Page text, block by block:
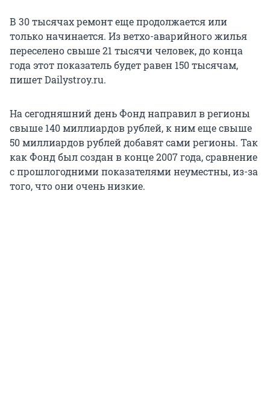
В 30 тысячах ремонт еще продолжается или
только начинается. Из ветхо-аварийного жилья
переселено свыше 21 тысячи человек, до конца
года этот показатель будет равен 150 тысячам,
пишет Dailystroy.ru.
На сегодняшний день Фонд направил в регионы
свыше 140 миллиардов рублей, к ним еще свыше
50 миллиардов рублей добавят сами регионы. Так
как Фонд был создан в конце 2007 года, сравнение
с прошлогодними показателями неуместны, из-за
того, что они очень низкие.